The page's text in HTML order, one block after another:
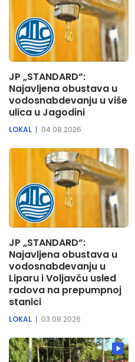
JP „STANDARD“:
Najavljena obustava u
vodosnabdevanju u više
ulica u Jagodini
LOKAL 04.08.2026
JP „STANDARD“:
Najavljena obustava u
vodosnabdevanju u
Liparu i Voljavču usled
radova na prepumpnoj
stanici
LOKAL 03.08.2026